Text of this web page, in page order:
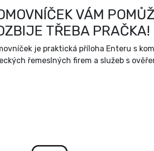
VÁM
TŘEBA PRAČKA!
je praktická příloha Enteru s
řemeslných firem a služeb s